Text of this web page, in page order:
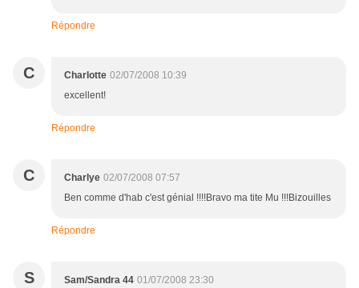
Répondre
C Charlotte 02/07/2008 10:39
excellent!
Répondre
C Charlye 02/07/2008 07:57
Ben comme d'hab c'est génial !!!!Bravo ma tite Mu !!!Bizouilles
Répondre
S Sam/Sandra 44 01/07/2008 23:30